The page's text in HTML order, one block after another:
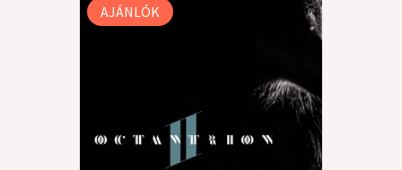
AJÁNLÓK